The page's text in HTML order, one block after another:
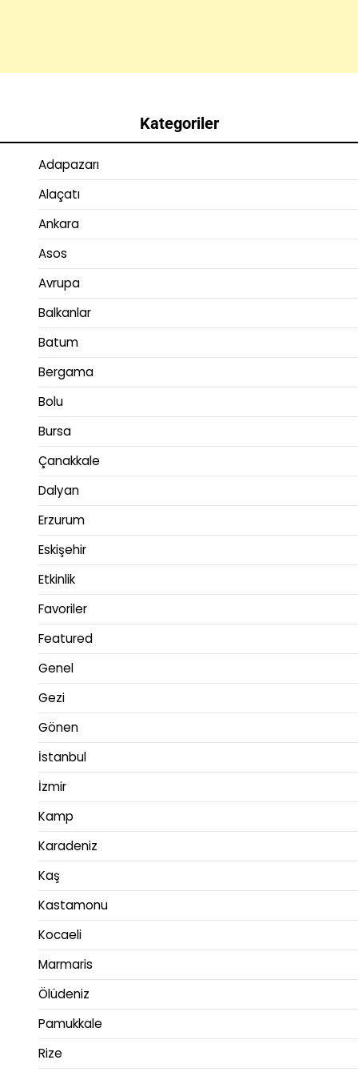
Kategoriler
Adapazarı
Alaçatı
Ankara
Asos
Avrupa
Balkanlar
Batum
Bergama
Bolu
Bursa
Çanakkale
Dalyan
Erzurum
Eskişehir
Etkinlik
Favoriler
Featured
Genel
Gezi
Gönen
İstanbul
İzmir
Kamp
Karadeniz
Kaş
Kastamonu
Kocaeli
Marmaris
Ölüdeniz
Pamukkale
Rize